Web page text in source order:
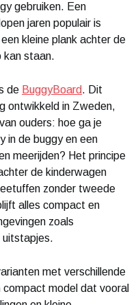
gebruiken. Een
jaren populair is
kleine plank achter de
kan staan.
de BuggyBoard. Dit
ontwikkeld in Zweden,
ouders: hoe ga je
in de buggy en een
meerijden? Het principe
de kinderwagen
zonder tweede
alles compact en
zoals
uitstapjes.
met verschillende
model dat vooral